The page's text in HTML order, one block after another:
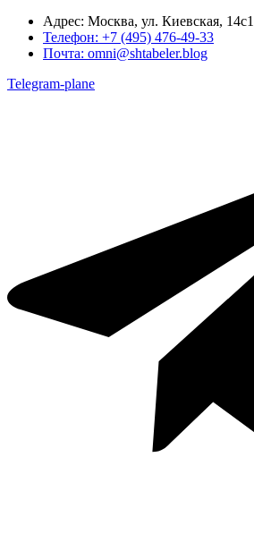
Адрес: Москва, ул. Киевская, 14с1
Телефон: +7 (495) 476-49-33
Почта: omni@shtabeler.blog
Telegram-plane